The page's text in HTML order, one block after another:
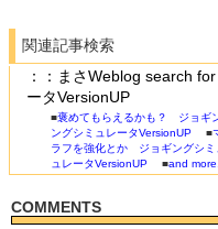
関連記事検索
：：まさWeblog search
ータVersionUP
■褒めてもらえるかも？ ジョギ
ングシミュレータVersionUP ■
ラフを強化とか ジョギングシミ
ュレータVersionUP ■and
COMMENTS